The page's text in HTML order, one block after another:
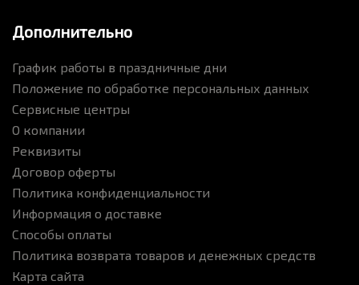
Дополнительно
График работы в праздничные дни
Положение по обработке персональных данных
Сервисные центры
О компании
Реквизиты
Договор оферты
Политика конфиденциальности
Информация о доставке
Способы оплаты
Политика возврата товаров и денежных средств
Карта сайта